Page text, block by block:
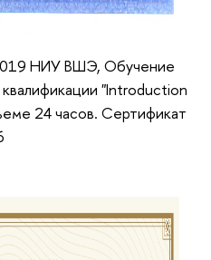
НИУ ВШЭ, Обучение
"Introduction
24 часов. Сертификат